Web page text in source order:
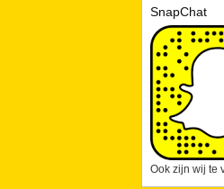
SnapChat
Ook zijn wij te